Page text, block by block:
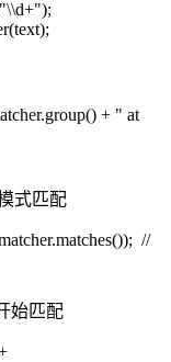
+ " at
式匹配
//
始匹配